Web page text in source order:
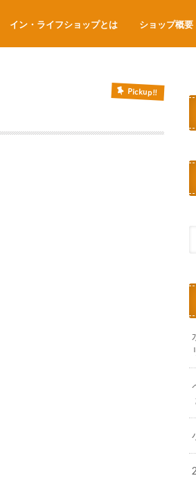
イン・ライフショップとは ショップ概要
Pickup!!